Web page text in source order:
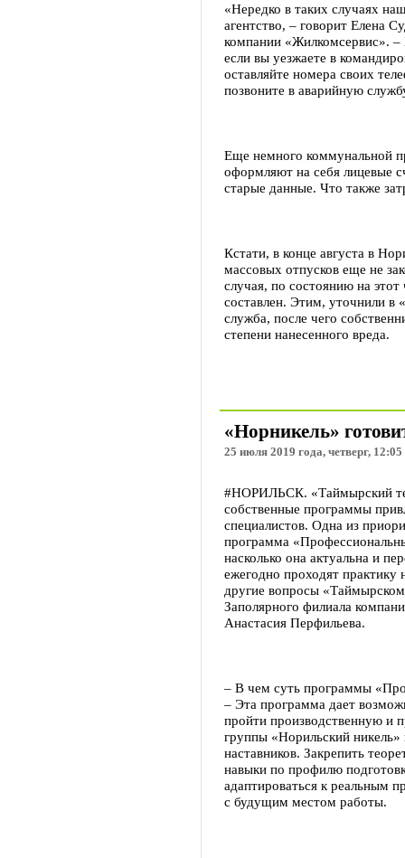
«Нередко в таких случаях
агентство, – говорит Елена
компании «Жилкомсервис».
если вы уезжаете в
оставляйте номера своих
позвоните в аварийную
Еще немного коммунальной
оформляют на себя лицевые
старые данные. Что также
Кстати, в конце августа в
массовых отпусков еще не
случая, по состоянию на
составлен. Этим, уточнили в
служба, после чего
степени нанесенного вреда.
«Норникель»
25 июля 2019 года, четверг, 12:05
#НОРИЛЬСК. «Таймырский
собственные программы
специалистов. Одна из
программа
насколько она актуальна и
ежегодно проходят практику
другие вопросы
Заполярного филиала
Анастасия Перфильева.
– В чем суть программы
– Эта программа дает
пройти производственную и
группы «Норильский
наставников. Закрепить
навыки по профилю
адаптироваться к реальным
с будущим местом работы.